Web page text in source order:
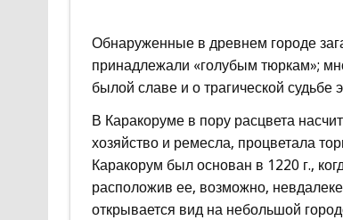
Обнаруженные в древнем городе
принадлежали «голубым тюркам»;
былой славе и о трагической судьбе
В Каракоруме в пору расцвета
хозяйство и ремесла, процветала
Каракорум был основан в 1220 г.,
расположив ее, возможно,
открывается вид на небольшой